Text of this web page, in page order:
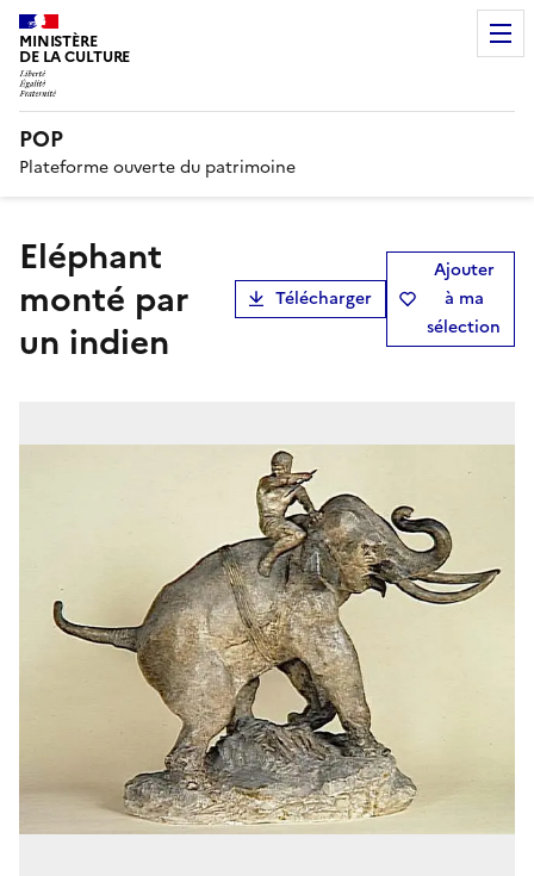
MINISTÈRE
DE LA CULTURE
POP
Plateforme ouverte du patrimoine
Eléphant
monté par
un indien
Télécharger
Ajouter
à ma
sélection